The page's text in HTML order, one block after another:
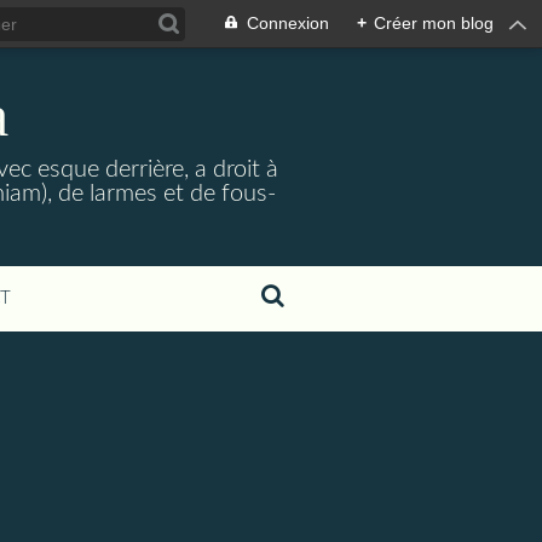
Connexion + Créer mon blog
esque derrière, a droit à
de larmes et de fous-